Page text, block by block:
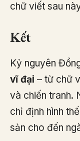
chữ viết sau
Kết
Kỷ nguyên
vĩ đại – từ chữ
và chiến tranh.
chỉ định hình
sản cho đến